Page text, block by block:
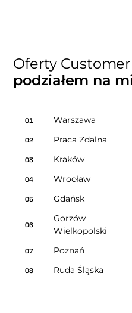
Oferty
podziałem na
01 Warszawa
02 Praca Zdalna
03 Kraków
04 Wrocław
05 Gdańsk
06
Gorzów
Wielkopolski
07 Poznań
08 Ruda Śląska